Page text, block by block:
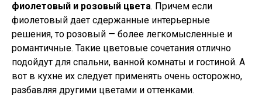
фиолетовый и розовый цвета. Причем если
фиолетовый дает сдержанные интерьерные
решения, то розовый — более легкомысленные и
романтичные. Такие цветовые сочетания отлично
подойдут для спальни, ванной комнаты и гостиной. А
вот в кухне их следует применять очень осторожно,
разбавляя другими цветами и оттенками.